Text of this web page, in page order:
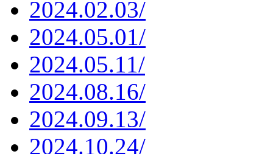
2024.02.03/
2024.05.01/
2024.05.11/
2024.08.16/
2024.09.13/
2024.10.24/